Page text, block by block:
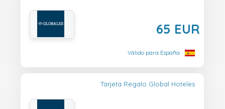
65 EUR
Válido para España
Tarjeta Regalo Global Hoteles